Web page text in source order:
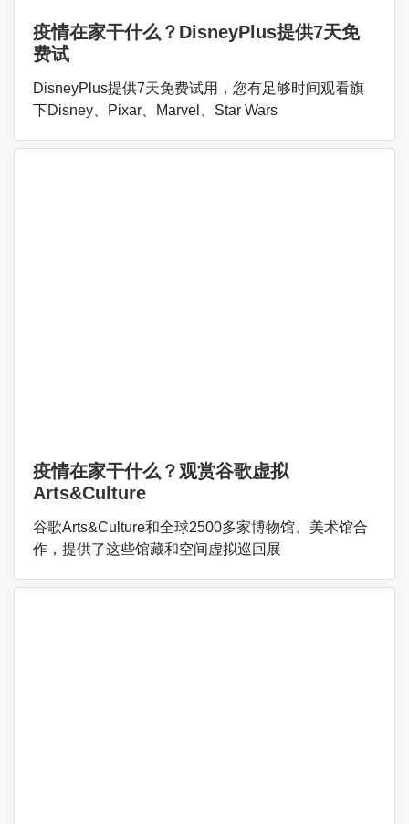
疫情在家干什么？DisneyPlus提供7天免
费试
DisneyPlus提供7天免费试用，您有足够时间观看旗
下Disney、Pixar、Marvel、Star Wars
疫情在家干什么？观赏谷歌虚拟
Arts&Culture
谷歌Arts&Culture和全球2500多家博物馆、美术馆合
作，提供了这些馆藏和空间虚拟巡回展